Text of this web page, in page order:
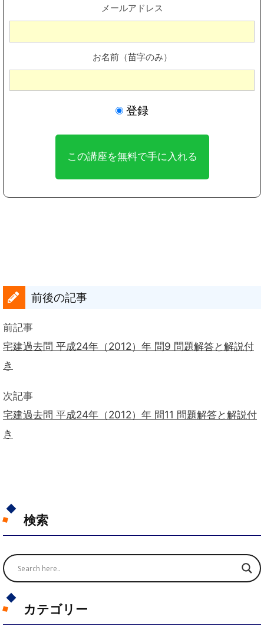
メールアドレス
お名前（苗字のみ）
登録
前後の記事
前記事
宅建過去問 平成24年（2012）年 問9 問題解答と解説付
き
次記事
宅建過去問 平成24年（2012）年 問11 問題解答と解説付
き
検索
カテゴリー